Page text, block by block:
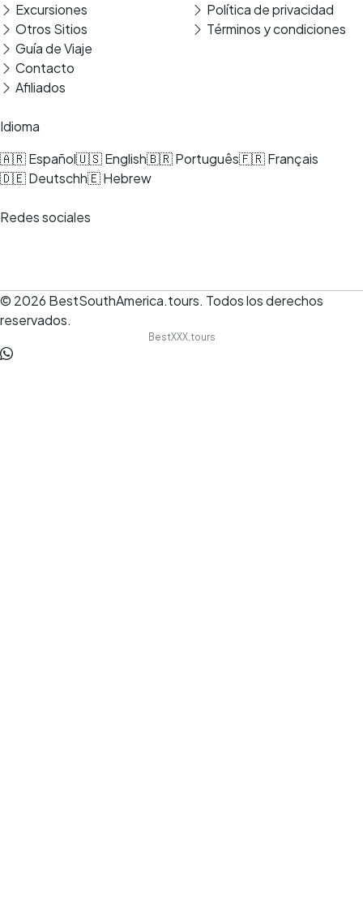
Traslado
Excursiones
Otros Sitios
Guía de Viaje
Contacto
Afiliados
Política de privacidad
Términos y condiciones
Idioma
🇦🇷 Español🇺🇸 English🇧🇷 Português🇫🇷 Français
🇩🇪 Deutschh🇪 Hebrew
Redes sociales
© 2026 BestSouthAmerica.tours. Todos los derechos
reservados.
BestXXX.tours